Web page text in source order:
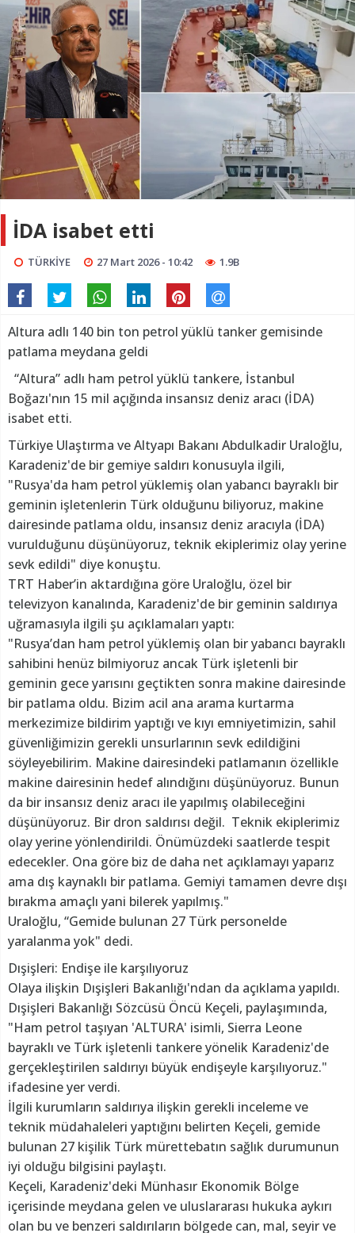
İDA isabet etti
TÜRKİYE 27 Mart 2026 - 10:42 1.9B
Altura adlı 140 bin ton petrol yüklü tanker gemisinde
patlama meydana geldi
“Altura” adlı ham petrol yüklü tankere, İstanbul
Boğazı'nın 15 mil açığında insansız deniz aracı (İDA)
isabet etti.
Türkiye Ulaştırma ve Altyapı Bakanı Abdulkadir Uraloğlu,
Karadeniz'de bir gemiye saldırı konusuyla ilgili,
"Rusya'da ham petrol yüklemiş olan yabancı bayraklı bir
geminin işletenlerin Türk olduğunu biliyoruz, makine
dairesinde patlama oldu, insansız deniz aracıyla (İDA)
vurulduğunu düşünüyoruz, teknik ekiplerimiz olay yerine
sevk edildi" diye konuştu.
TRT Haber’in aktardığına göre Uraloğlu, özel bir
televizyon kanalında, Karadeniz'de bir geminin saldırıya
uğramasıyla ilgili şu açıklamaları yaptı:
"Rusya’dan ham petrol yüklemiş olan bir yabancı bayraklı
sahibini henüz bilmiyoruz ancak Türk işletenli bir
geminin gece yarısını geçtikten sonra makine dairesinde
bir patlama oldu. Bizim acil ana arama kurtarma
merkezimize bildirim yaptığı ve kıyı emniyetimizin, sahil
güvenliğimizin gerekli unsurlarının sevk edildiğini
söyleyebilirim. Makine dairesindeki patlamanın özellikle
makine dairesinin hedef alındığını düşünüyoruz. Bunun
da bir insansız deniz aracı ile yapılmış olabileceğini
düşünüyoruz. Bir dron saldırısı değil. Teknik ekiplerimiz
olay yerine yönlendirildi. Önümüzdeki saatlerde tespit
edecekler. Ona göre biz de daha net açıklamayı yaparız
ama dış kaynaklı bir patlama. Gemiyi tamamen devre dışı
bırakma amaçlı yani bilerek yapılmış."
Uraloğlu, “Gemide bulunan 27 Türk personelde
yaralanma yok" dedi.
Dışişleri: Endişe ile karşılıyoruz
Olaya ilişkin Dışişleri Bakanlığı'ndan da açıklama yapıldı.
Dışişleri Bakanlığı Sözcüsü Öncü Keçeli, paylaşımında,
"Ham petrol taşıyan 'ALTURA' isimli, Sierra Leone
bayraklı ve Türk işletenli tankere yönelik Karadeniz'de
gerçekleştirilen saldırıyı büyük endişeyle karşılıyoruz."
ifadesine yer verdi.
İlgili kurumların saldırıya ilişkin gerekli inceleme ve
teknik müdahaleleri yaptığını belirten Keçeli, gemide
bulunan 27 kişilik Türk mürettebatın sağlık durumunun
iyi olduğu bilgisini paylaştı.
Keçeli, Karadeniz'deki Münhasır Ekonomik Bölge
içerisinde meydana gelen ve uluslararası hukuka aykırı
olan bu ve benzeri saldırıların bölgede can, mal, seyir ve